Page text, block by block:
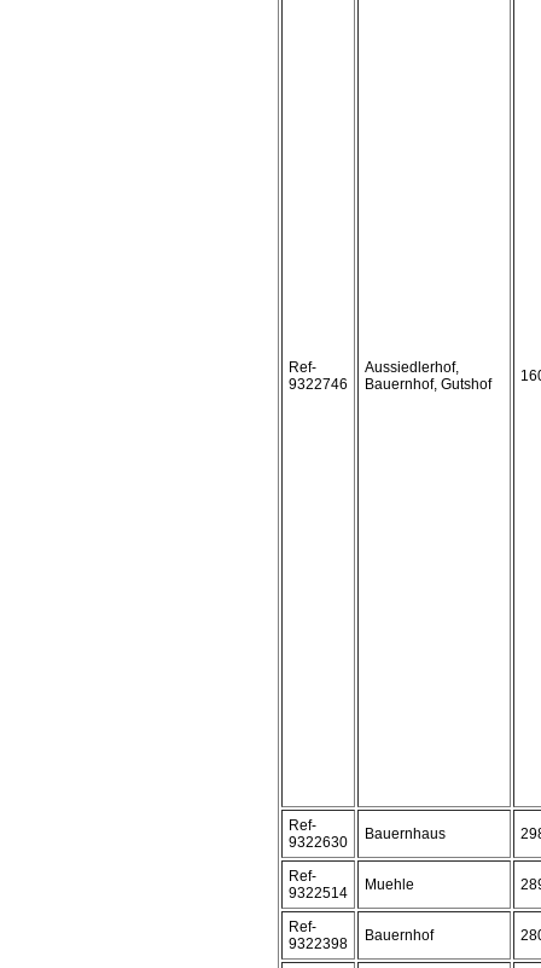
Ref-
9322746
Aussiedlerhof,
Bauernhof, Gutshof
Ref-
9322630
Bauernhaus
Ref-
9322514
Muehle
Ref-
9322398
Bauernhof